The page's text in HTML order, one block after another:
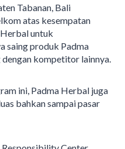
Tabanan, Bali
atas kesempatan
untuk
saing produk Padma
kompetitor lainnya.
ini, Padma Herbal juga
bahkan sampai pasar